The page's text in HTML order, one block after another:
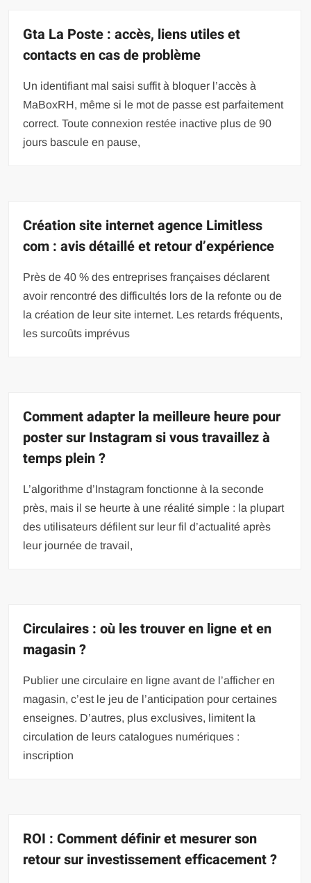
Gta La Poste : accès, liens utiles et
contacts en cas de problème
Un identifiant mal saisi suffit à bloquer l’accès à
MaBoxRH, même si le mot de passe est parfaitement
correct. Toute connexion restée inactive plus de 90
jours bascule en pause,
Création site internet agence Limitless
com : avis détaillé et retour d’expérience
Près de 40 % des entreprises françaises déclarent
avoir rencontré des difficultés lors de la refonte ou de
la création de leur site internet. Les retards fréquents,
les surcoûts imprévus
Comment adapter la meilleure heure pour
poster sur Instagram si vous travaillez à
temps plein ?
L’algorithme d’Instagram fonctionne à la seconde
près, mais il se heurte à une réalité simple : la plupart
des utilisateurs défilent sur leur fil d’actualité après
leur journée de travail,
Circulaires : où les trouver en ligne et en
magasin ?
Publier une circulaire en ligne avant de l’afficher en
magasin, c’est le jeu de l’anticipation pour certaines
enseignes. D’autres, plus exclusives, limitent la
circulation de leurs catalogues numériques :
inscription
ROI : Comment définir et mesurer son
retour sur investissement efficacement ?